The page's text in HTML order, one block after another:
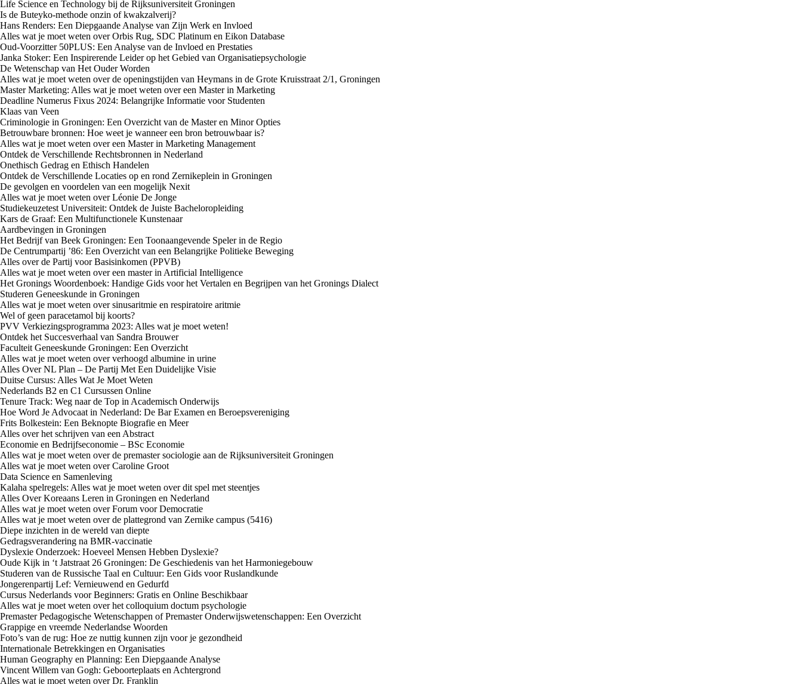
Life Science en Technology bij de Rijksuniversiteit Groningen
Is de Buteyko-methode onzin of kwakzalverij?
Hans Renders: Een Diepgaande Analyse van Zijn Werk en Invloed
Alles wat je moet weten over Orbis Rug, SDC Platinum en Eikon Database
Oud-Voorzitter 50PLUS: Een Analyse van de Invloed en Prestaties
Janka Stoker: Een Inspirerende Leider op het Gebied van Organisatiepsychologie
De Wetenschap van Het Ouder Worden
Alles wat je moet weten over de openingstijden van Heymans in de Grote Kruisstraat 2/1, Groningen
Master Marketing: Alles wat je moet weten over een Master in Marketing
Deadline Numerus Fixus 2024: Belangrijke Informatie voor Studenten
Klaas van Veen
Criminologie in Groningen: Een Overzicht van de Master en Minor Opties
Betrouwbare bronnen: Hoe weet je wanneer een bron betrouwbaar is?
Alles wat je moet weten over een Master in Marketing Management
Ontdek de Verschillende Rechtsbronnen in Nederland
Onethisch Gedrag en Ethisch Handelen
Ontdek de Verschillende Locaties op en rond Zernikeplein in Groningen
De gevolgen en voordelen van een mogelijk Nexit
Alles wat je moet weten over Léonie De Jonge
Studiekeuzetest Universiteit: Ontdek de Juiste Bacheloropleiding
Kars de Graaf: Een Multifunctionele Kunstenaar
Aardbevingen in Groningen
Het Bedrijf van Beek Groningen: Een Toonaangevende Speler in de Regio
De Centrumpartij ’86: Een Overzicht van een Belangrijke Politieke Beweging
Alles over de Partij voor Basisinkomen (PPVB)
Alles wat je moet weten over een master in Artificial Intelligence
Het Gronings Woordenboek: Handige Gids voor het Vertalen en Begrijpen van het Gronings Dialect
Studeren Geneeskunde in Groningen
Alles wat je moet weten over sinusaritmie en respiratoire aritmie
Wel of geen paracetamol bij koorts?
PVV Verkiezingsprogramma 2023: Alles wat je moet weten!
Ontdek het Succesverhaal van Sandra Brouwer
Faculteit Geneeskunde Groningen: Een Overzicht
Alles wat je moet weten over verhoogd albumine in urine
Alles Over NL Plan – De Partij Met Een Duidelijke Visie
Duitse Cursus: Alles Wat Je Moet Weten
Nederlands B2 en C1 Cursussen Online
Tenure Track: Weg naar de Top in Academisch Onderwijs
Hoe Word Je Advocaat in Nederland: De Bar Examen en Beroepsvereniging
Frits Bolkestein: Een Beknopte Biografie en Meer
Alles over het schrijven van een Abstract
Economie en Bedrijfseconomie – BSc Economie
Alles wat je moet weten over de premaster sociologie aan de Rijksuniversiteit Groningen
Alles wat je moet weten over Caroline Groot
Data Science en Samenleving
Kalaha spelregels: Alles wat je moet weten over dit spel met steentjes
Alles Over Koreaans Leren in Groningen en Nederland
Alles wat je moet weten over Forum voor Democratie
Alles wat je moet weten over de plattegrond van Zernike campus (5416)
Diepe inzichten in de wereld van diepte
Gedragsverandering na BMR-vaccinatie
Dyslexie Onderzoek: Hoeveel Mensen Hebben Dyslexie?
Oude Kijk in ‘t Jatstraat 26 Groningen: De Geschiedenis van het Harmoniegebouw
Studeren van de Russische Taal en Cultuur: Een Gids voor Ruslandkunde
Jongerenpartij Lef: Vernieuwend en Gedurfd
Cursus Nederlands voor Beginners: Gratis en Online Beschikbaar
Alles wat je moet weten over het colloquium doctum psychologie
Premaster Pedagogische Wetenschappen of Premaster Onderwijswetenschappen: Een Overzicht
Grappige en vreemde Nederlandse Woorden
Foto’s van de rug: Hoe ze nuttig kunnen zijn voor je gezondheid
Internationale Betrekkingen en Organisaties
Human Geography en Planning: Een Diepgaande Analyse
Vincent Willem van Gogh: Geboorteplaats en Achtergrond
Alles wat je moet weten over Dr. Franklin